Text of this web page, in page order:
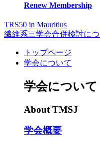
Renew Membership
TRS50 in Mauritius
繊維系三学会合併検討に
トップページ
学会について
学会について
About TMSJ
学会概要